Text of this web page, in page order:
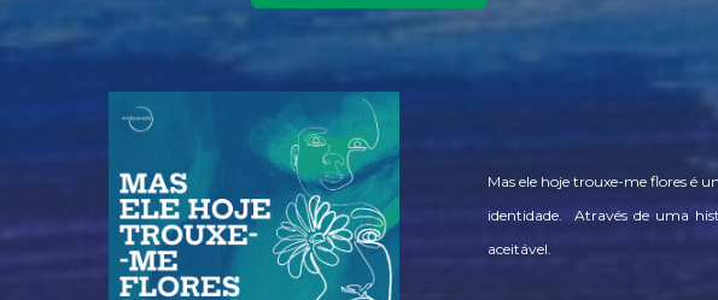
Mas ele hoje trouxe-me flores é
identidade. Através de uma
aceitável.